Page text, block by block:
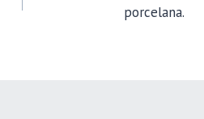
porcelana.